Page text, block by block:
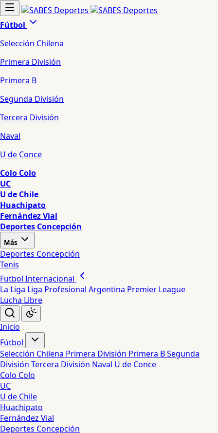
Fútbol
Selección Chilena
Primera División
Primera B
Segunda División
Tercera División
Naval
U de Conce
Colo Colo
UC
U de Chile
Huachipato
Fernández Vial
Deportes Concepción
Más
Deportes Concepción
Tenis
Futbol Internacional
La Liga Liga Profesional Argentina Premier League
Lucha Libre
Inicio
Fútbol
Selección Chilena Primera División Primera BSegunda
División Tercera División Naval U de Conce
Colo Colo
UC
U de Chile
Huachipato
Fernández Vial
Deportes Concepción